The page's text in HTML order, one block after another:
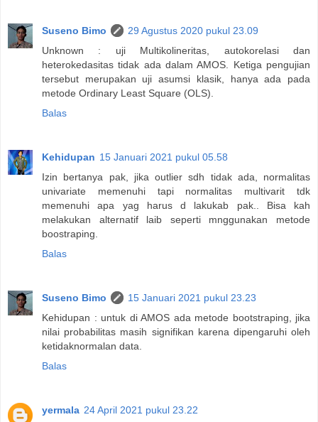
Suseno Bimo
29 Agustus 2020 pukul 23.09
Unknown : uji Multikolineritas, autokorelasi dan
heterokedasitas tidak ada dalam AMOS. Ketiga pengujian
tersebut merupakan uji asumsi klasik, hanya ada pada
metode Ordinary Least Square (OLS).
Balas
Kehidupan 15 Januari 2021 pukul 05.58
Izin bertanya pak, jika outlier sdh tidak ada, normalitas
univariate memenuhi tapi normalitas multivarit tdk
memenuhi apa yag harus d lakukab pak.. Bisa kah
melakukan alternatif laib seperti mnggunakan metode
boostraping.
Balas
Suseno Bimo
15 Januari 2021 pukul 23.23
Kehidupan : untuk di AMOS ada metode bootstraping, jika
nilai probabilitas masih signifikan karena dipengaruhi oleh
ketidaknormalan data.
Balas
yermala 24 April 2021 pukul 23.22